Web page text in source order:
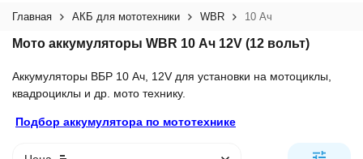
Главная АКБ для мототехники WBR 10 Ач
Мото аккумуляторы WBR 10 Ач 12V (12 вольт)
Аккумуляторы ВБР 10 Ач, 12V для установки на мотоциклы,
квадроциклы и др. мото технику.
Подбор аккумулятора по мототехнике